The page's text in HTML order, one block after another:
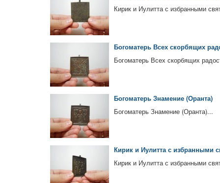
Кирик и Иулитта с избранными
Богоматерь Всех скорбящих
Богоматерь Всех скорбящих
Богоматерь Знамение (Оранта)
Богоматерь Знамение (Оранта)...
Кирик и Иулитта с избранными
Кирик и Иулитта с избранными